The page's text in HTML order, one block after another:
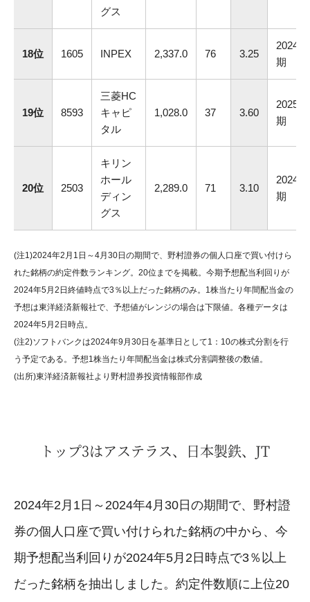
グス
18位 1605 INPEX 2,337.0 76 3.25
期
19位 8593
三菱HC
キャピ
タル
1,028.0 37 3.60
2025.3
期
20位 2503
キリン
ホール
ディン
グス
2,289.0 71 3.10
期
(注1)2024年2月1日～4月30日の期間で、野村證券の個人口座で買い付けら
れた銘柄の約定件数ランキング。20位までを掲載。今期予想配当利回りが
2024年5月2日終値時点で3％以上だった銘柄のみ。1株当たり年間配当金の
予想は東洋経済新報社で、予想値がレンジの場合は下限値。各種データは
2024年5月2日時点。
(注2)ソフトバンクは2024年9月30日を基準日として1：10の株式分割を行
う予定である。予想1株当たり年間配当金は株式分割調整後の数値。
(出所)東洋経済新報社より野村證券投資情報部作成
トップ3はアステラス、日本製鉄、JT
2024年2月1日～2024年4月30日の期間で、野村證
券の個人口座で買い付けられた銘柄の中から、今
期予想配当利回りが2024年5月2日時点で3％以上
だった銘柄を抽出しました。約定件数順に上位20